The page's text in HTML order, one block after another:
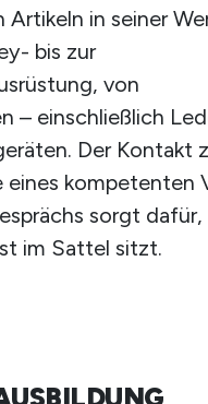
Artikeln in seiner
bis zur
von
– einschließlich
Der Kontakt
eines kompetenten
sorgt dafür,
im Sattel sitzt.